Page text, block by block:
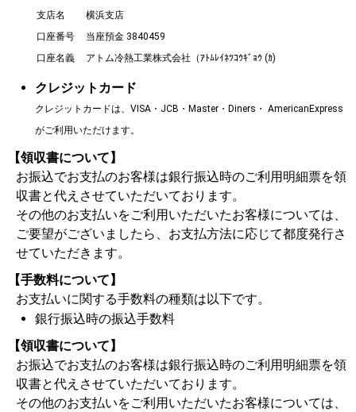
支店名
横浜支店
口座番号
当座預金 3840459
口座名義
アトム冷熱工業株式会社（ｱﾄﾑﾚｲﾈﾂｺｳｷﾞｮｳ (ｶ)
クレジットカード
クレジットカードは、VISA・JCB・Master・Diners・ AmericanExpress
がご利用いただけます。
【領収書について】
お振込でお支払のお客様は銀行振込時のご利用明細票を領
収書と代えさせていただいております。
その他のお支払いをご利用いただいたお客様については、
ご要望がございましたら、お支払方法に応じて都度発行さ
せていただきます。
【手数料について】
お支払いに関する手数料の種類は以下です。
銀行振込時の振込手数料
【領収書について】
お振込でお支払のお客様は銀行振込時のご利用明細票を領
収書と代えさせていただいております。
その他のお支払いをご利用いただいたお客様については、